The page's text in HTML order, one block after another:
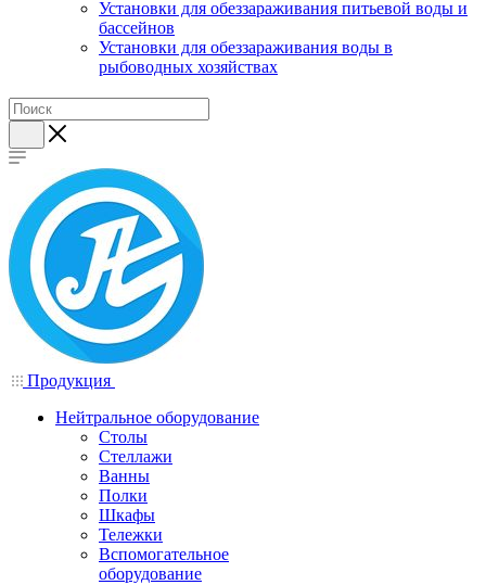
Установки для обеззараживания питьевой воды и
бассейнов
Установки для обеззараживания воды в
рыбоводных хозяйствах
Продукция
Нейтральное оборудование
Столы
Стеллажи
Ванны
Полки
Шкафы
Тележки
Вспомогательное
оборудование